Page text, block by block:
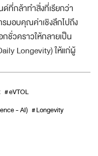
ที่เปิดไปสู่โลกของGut
ที่กล้าทำสิ่งที่เรียกว่า
มอบคุณค่าเชิงลึกไปถึง
กชั่วคราวให้กลายเป็น
Longevity) ให้แก่ผู้
eVTOL
- AI)